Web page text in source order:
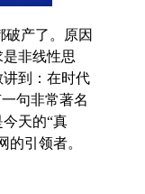
产了。原因
非线性思
到：在时代
句非常著名
天的“真
引领者。